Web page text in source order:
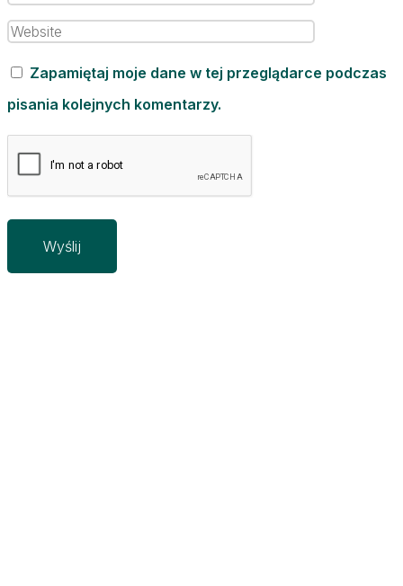
Zapamiętaj moje dane w tej przeglądarce podczas
pisania kolejnych komentarzy.